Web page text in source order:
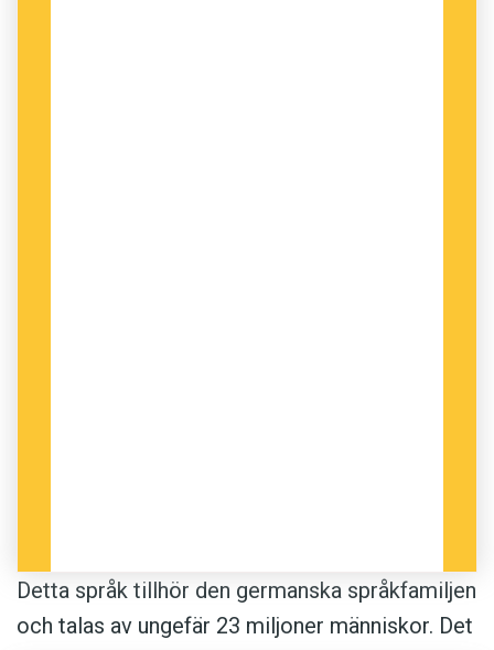
Detta språk tillhör den germanska språkfamiljen
och talas av ungefär 23 miljoner människor. Det